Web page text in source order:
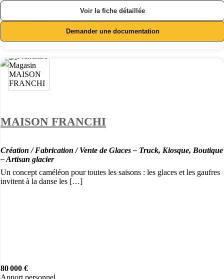
Voir la fiche détaillée
Demander une documentation
MAISON FRANCHI
Création / Fabrication / Vente de Glaces – Truck, Kiosque, Boutique
– Artisan glacier
Un concept caméléon pour toutes les saisons : les glaces et les gaufres
invitent à la danse les […]
80 000 €